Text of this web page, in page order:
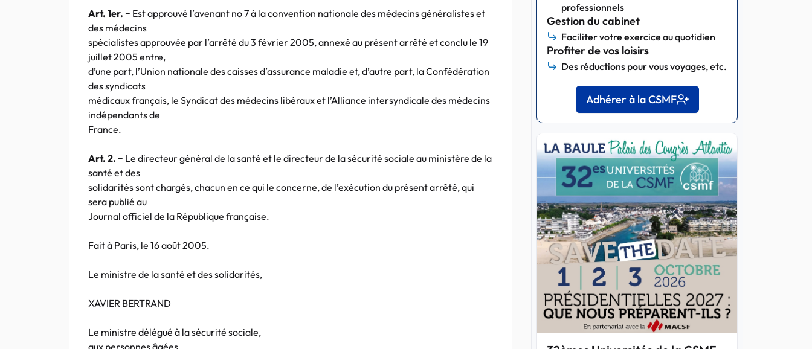
Art. 1er. − Est approuvé l’avenant no 7 à la convention nationale des médecins généralistes et
des médecins
spécialistes approuvée par l’arrêté du 3 février 2005, annexé au présent arrêté et conclu le 19
juillet 2005 entre,
d’une part, l’Union nationale des caisses d’assurance maladie et, d’autre part, la Confédération
des syndicats
médicaux français, le Syndicat des médecins libéraux et l’Alliance intersyndicale des médecins
indépendants de
France.
Art. 2. − Le directeur général de la santé et le directeur de la sécurité sociale au ministère de la
santé et des
solidarités sont chargés, chacun en ce qui le concerne, de l’exécution du présent arrêté, qui
sera publié au
Journal officiel de la République française.
Fait à Paris, le 16 août 2005.
Le ministre de la santé et des solidarités,
XAVIER BERTRAND
Le ministre délégué à la sécurité sociale,
aux personnes âgées,
professionnels
Gestion du cabinet
Faciliter votre exercice au quotidien
Profiter de vos loisirs
Des réductions pour vous voyages, etc.
Adhérer à la CSMF